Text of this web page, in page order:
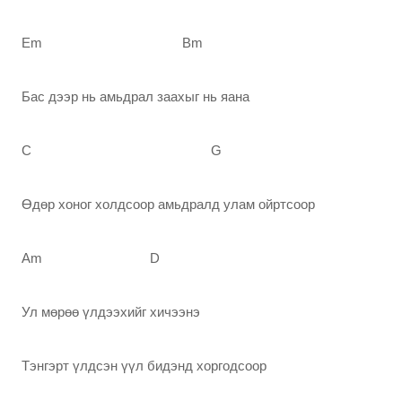
Em Bm
Бас дээр нь амьдрал заахыг нь яана
C G
Өдөр хоног холдсоор амьдралд улам ойртсоор
Am D
Ул мөрөө үлдээхийг хичээнэ
Тэнгэрт үлдсэн үүл бидэнд хоргодсоор